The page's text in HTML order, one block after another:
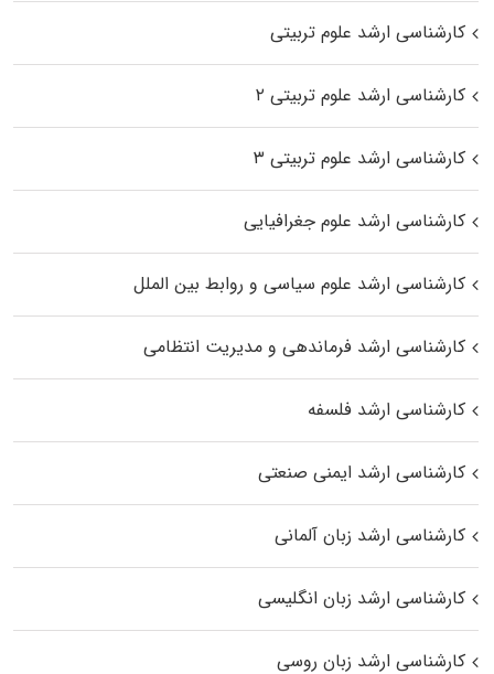
کارشناسی ارشد علوم تربیتی
کارشناسی ارشد علوم تربیتی ۲
کارشناسی ارشد علوم تربیتی ۳
کارشناسی ارشد علوم جغرافیایی
کارشناسی ارشد علوم سیاسی و روابط بین الملل
کارشناسی ارشد فرماندهی و مدیریت انتظامی
کارشناسی ارشد فلسفه
کارشناسی ارشد ایمنی صنعتی
کارشناسی ارشد زبان آلمانی
کارشناسی ارشد زبان انگلیسی
کارشناسی ارشد زبان روسی